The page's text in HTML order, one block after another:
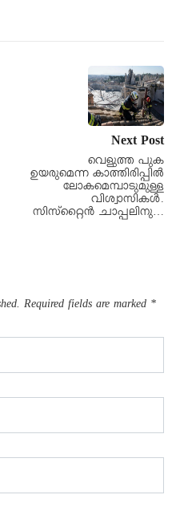
Next Post
വെളുത്ത പുക
ഉയരുമെന്ന കാത്തിരിപ്പില്‍
ലോകമെമ്പാടുമുള്ള
വിശ്വാസികള്‍.
സിസ്‌റ്റൈന്‍ ചാപ്പലിനു…
Required fields are marked *